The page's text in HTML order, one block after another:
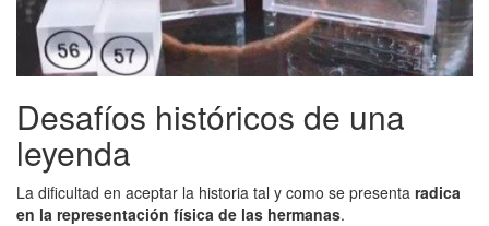
Desafíos históricos de una
leyenda
La dificultad en aceptar la historia tal y como se presenta radica
en la representación física de las hermanas.